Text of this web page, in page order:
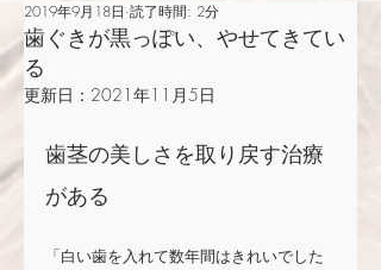
歯ぐきが黒っぽい、やせてきてい
る
2019年9月18日 読了時間: 2分
更新日： 2021年11月5日
歯茎の美しさを取り戻す治療
がある
「白い歯を入れて数年間はきれいでした